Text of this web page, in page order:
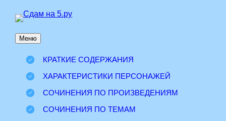
Перейти
содержимому
Меню
КРАТКИЕ СОДЕРЖАНИЯ
ХАРАКТЕРИСТИКИ ПЕРСОНАЖЕЙ
СОЧИНЕНИЯ ПО ПРОИЗВЕДЕНИЯМ
СОЧИНЕНИЯ ПО ТЕМАМ